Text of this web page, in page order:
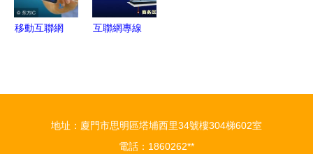
移動互聯網
互聯網專線
地址：廈門市思明區塔埔西里34號樓304梯602室
電話：1860262**